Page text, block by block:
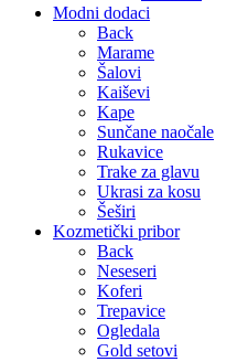
Modni dodaci
Back
Marame
Šalovi
Kaiševi
Kape
Sunčane naočale
Rukavice
Trake za glavu
Ukrasi za kosu
Šeširi
Kozmetički pribor
Back
Neseseri
Koferi
Trepavice
Ogledala
Gold setovi